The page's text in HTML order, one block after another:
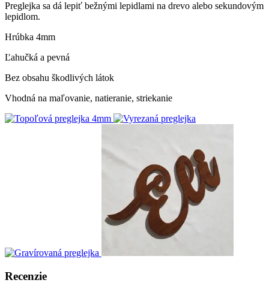
Preglejka sa dá lepiť bežnými lepidlami na drevo alebo sekundovým
lepidlom.
Hrúbka 4mm
Ľahučká a pevná
Bez obsahu škodlivých látok
Vhodná na maľovanie, natieranie, striekanie
Recenzie